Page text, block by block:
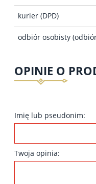
kurier (DPD)
odbiór osobisty
OPINIE O
Imię lub pseudonim:
Twoja opinia: